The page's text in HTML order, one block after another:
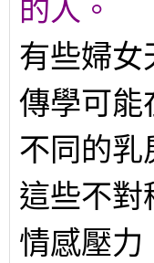
的人。
有些婦女
傳學可能
不同的乳
這些不對
情感壓力